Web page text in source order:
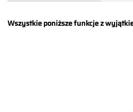
Wszystkie poniższe funkcje z